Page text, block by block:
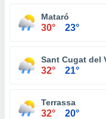
Mataró
30° 23°
Sant Cugat del
32° 21°
Terrassa
32° 20°